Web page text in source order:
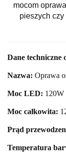
mocom
pieszych
Dane techniczne
Nazwa: Oprawa
Moc LED: 120W
Moc całkowita:
Prąd
Temperatura